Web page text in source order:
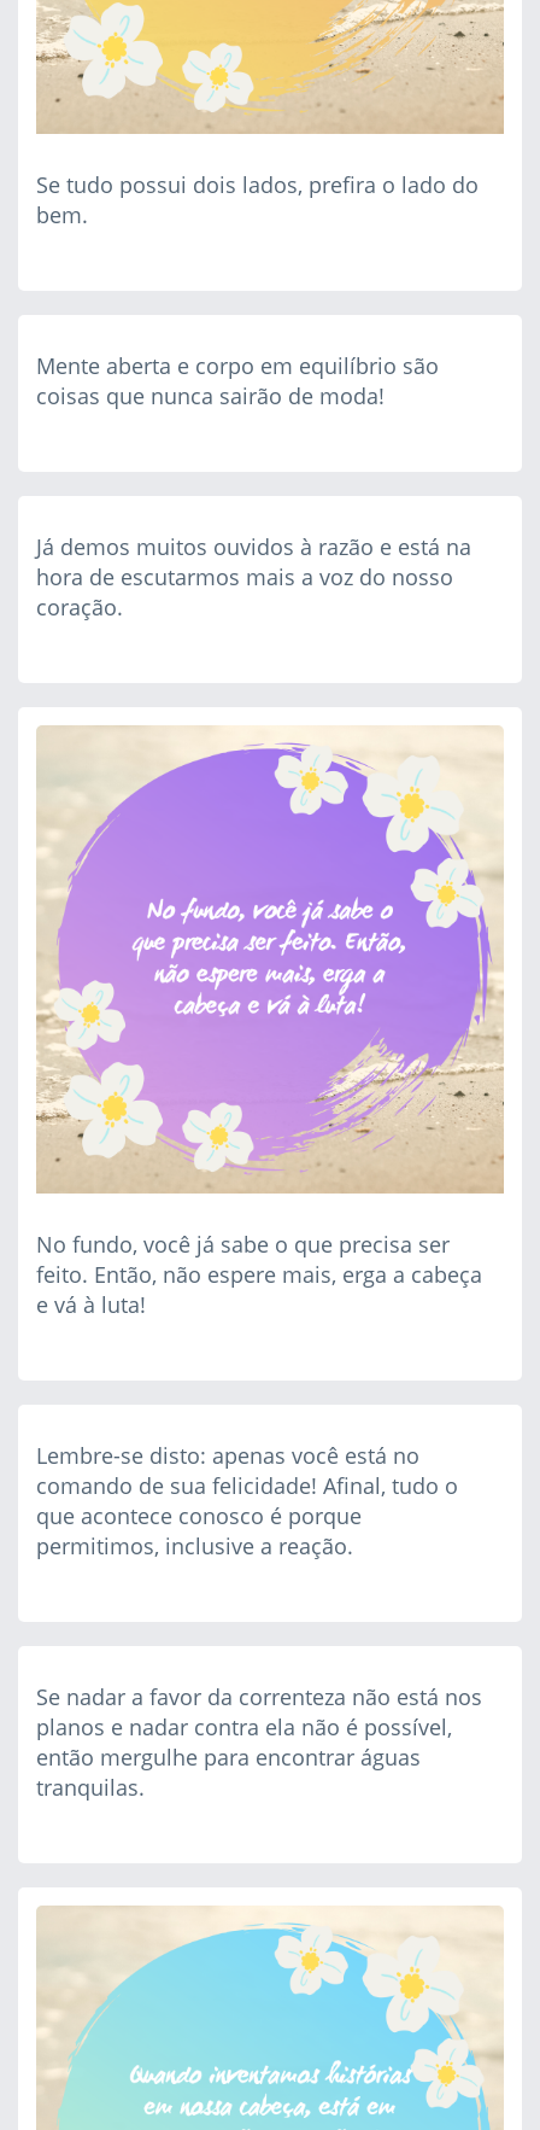
Se tudo possui dois lados, prefira o lado do
bem.
Mente aberta e corpo em equilíbrio são
coisas que nunca sairão de moda!
Já demos muitos ouvidos à razão e está na
hora de escutarmos mais a voz do nosso
coração.
No fundo, você já sabe o que precisa ser
feito. Então, não espere mais, erga a cabeça
e vá à luta!
Lembre-se disto: apenas você está no
comando de sua felicidade! Afinal, tudo o
que acontece conosco é porque
permitimos, inclusive a reação.
Se nadar a favor da correnteza não está nos
planos e nadar contra ela não é possível,
então mergulhe para encontrar águas
tranquilas.